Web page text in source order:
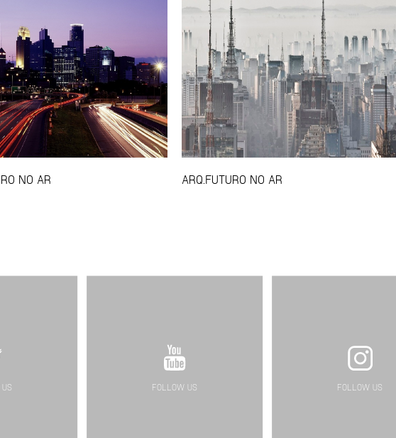
NO AR ARQ.FUTURO NO AR
FOLLOW US FOLLOW US